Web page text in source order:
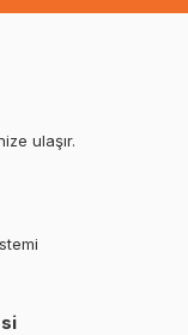
ulaşır.